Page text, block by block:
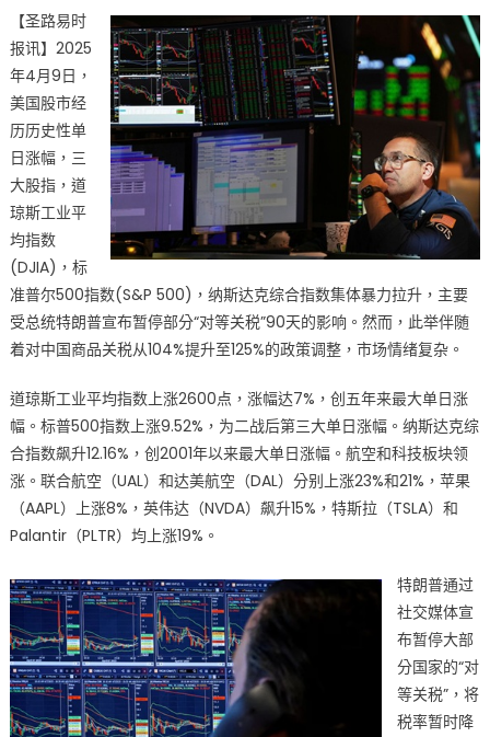
股
4
月
9
日
上
演
火
两
天”
史
诗
震
荡〉
中
【圣路易时
报讯】2025
年4月9日，
美国股市经
历历史性单
日涨幅，三
大股指，道
琼斯工业平
均指数
(DJIA)，标
准普尔500指数(S&P 500)，纳斯达克综合指数集体暴力拉升，主要
受总统特朗普宣布暂停部分“对等关税”90天的影响。然而，此举伴随
着对中国商品关税从104%提升至125%的政策调整，市场情绪复杂。
道琼斯工业平均指数上涨2600点，涨幅达7%，创五年来最大单日涨
幅。标普500指数上涨9.52%，为二战后第三大单日涨幅。纳斯达克综
合指数飙升12.16%，创2001年以来最大单日涨幅。航空和科技板块领
涨。联合航空（UAL）和达美航空（DAL）分别上涨23%和21%，苹果
（AAPL）上涨8%，英伟达（NVDA）飙升15%，特斯拉（TSLA）和
Palantir（PLTR）均上涨19%。
特朗普通过
社交媒体宣
布暂停大部
分国家的“对
等关税”，将
税率暂时降